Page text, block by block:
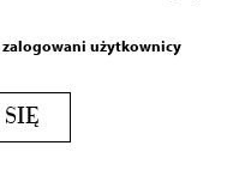
użytkownicy